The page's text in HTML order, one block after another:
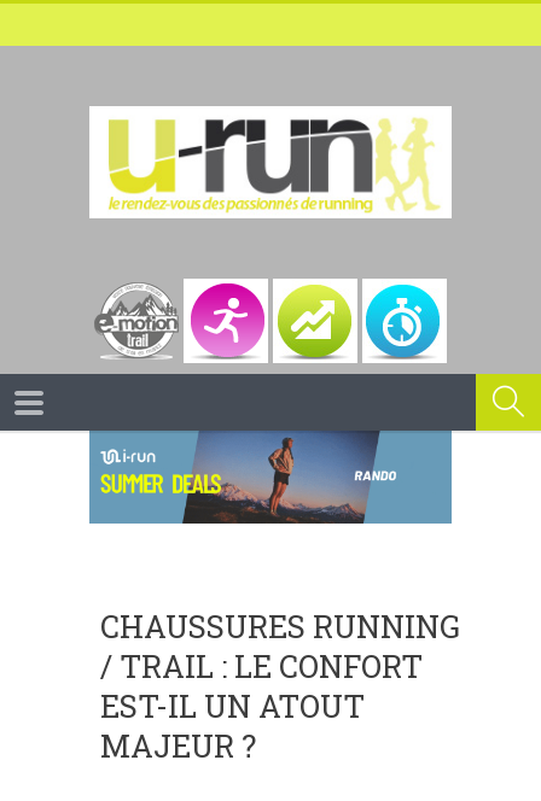
CHAUSSURES RUNNING
/ TRAIL : LE CONFORT
EST-IL UN ATOUT
MAJEUR ?